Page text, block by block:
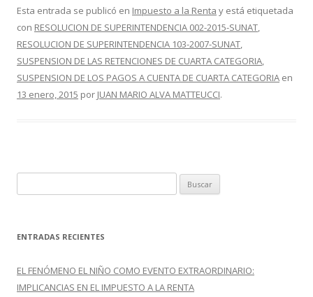
e
b
o
o
k
itt
er
m
p
ar
ti
r
Esta entrada se publicó en Impuesto a la Renta y está etiquetada
con RESOLUCION DE SUPERINTENDENCIA 002-2015-SUNAT,
RESOLUCION DE SUPERINTENDENCIA 103-2007-SUNAT,
SUSPENSION DE LAS RETENCIONES DE CUARTA CATEGORIA,
SUSPENSION DE LOS PAGOS A CUENTA DE CUARTA CATEGORIA en
13 enero, 2015 por JUAN MARIO ALVA MATTEUCCI.
u
c
r
:
ENTRADAS RECIENTES
EL FENÓMENO EL NIÑO COMO EVENTO EXTRAORDINARIO:
IMPLICANCIAS EN EL IMPUESTO A LA RENTA